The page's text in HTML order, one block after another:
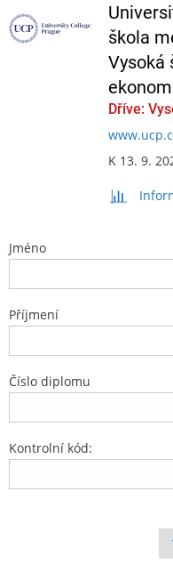
škola
Vysoká
Dříve:
K 13. 9.
Jméno
Příjmení
Číslo diplomu
Kontrolní kód: